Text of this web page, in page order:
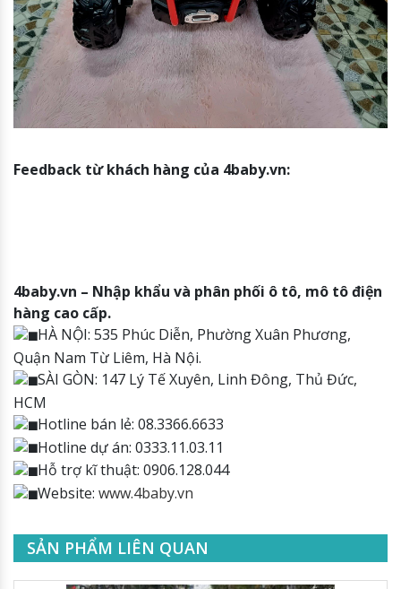
Feedback từ khách hàng của 4baby.vn:
4baby.vn – Nhập khẩu và phân phối ô tô, mô tô điện
hàng cao cấp.
HÀ NỘI: 535 Phúc Diễn, Phường Xuân Phương,
Quận Nam Từ Liêm, Hà Nội.
SÀI GÒN: 147 Lý Tế Xuyên, Linh Đông, Thủ Đức,
HCM
Hotline bán lẻ: 08.3366.6633
Hotline dự án: 0333.11.03.11
Hỗ trợ kĩ thuật: 0906.128.044
Website: www.4baby.vn
SẢN PHẨM LIÊN QUAN